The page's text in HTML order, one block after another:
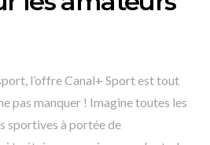
l’offre Canal+ Sport est tout
pas manquer ! Imagine toutes les
sportives à portée de